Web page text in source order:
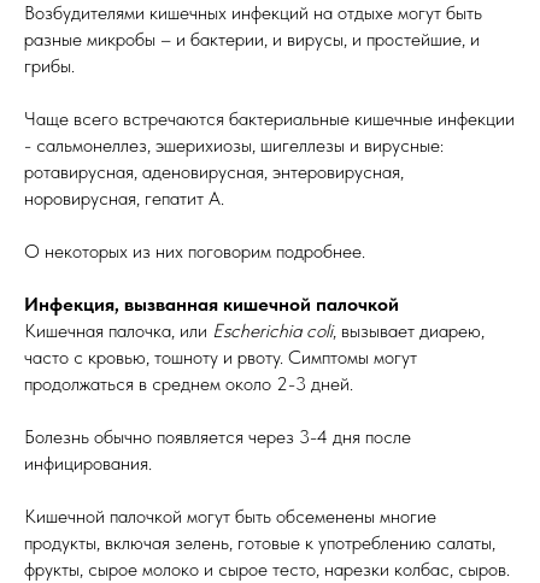
Возбудителями кишечных инфекций на отдыхе могут быть
разные микробы – и бактерии, и вирусы, и простейшие, и
грибы.
Чаще всего встречаются бактериальные кишечные инфекции
- сальмонеллез, эшерихиозы, шигеллезы и вирусные:
ротавирусная, аденовирусная, энтеровирусная,
норовирусная, гепатит А.
О некоторых из них поговорим подробнее.
Инфекция, вызванная кишечной палочкой
Кишечная палочка, или Escherichia coli, вызывает диарею,
часто с кровью, тошноту и рвоту. Симптомы могут
продолжаться в среднем около 2-3 дней.
Болезнь обычно появляется через 3-4 дня после
инфицирования.
Кишечной палочкой могут быть обсеменены многие
продукты, включая зелень, готовые к употреблению салаты,
фрукты, сырое молоко и сырое тесто, нарезки колбас, сыров.